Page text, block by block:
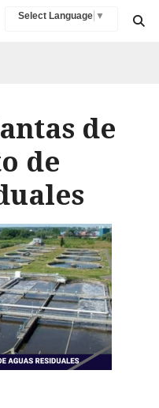
Select Language ▼
de
de